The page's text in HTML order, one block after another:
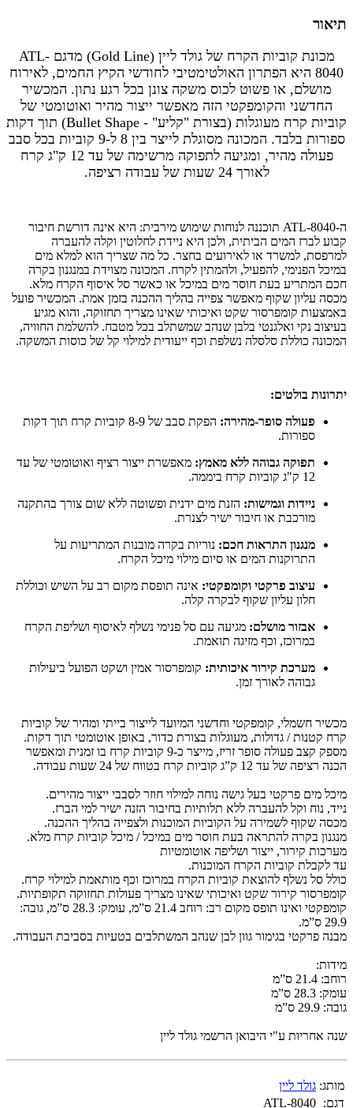
תיאור
מכונת קוביות הקרח של גולד ליין (Gold Line) מדגם ATL-
8040 היא הפתרון האולטימטיבי לחודשי הקיץ החמים, לאירוח
מושלם, או פשוט לכוס משקה צונן בכל רגע נתון. המכשיר
החדשני והקומפקטי הזה מאפשר ייצור מהיר ואוטומטי של
קוביות קרח מעוגלות (בצורת "קליע" - Bullet Shape) תוך דקות
ספורות בלבד. המכונה מסוגלת לייצר בין 8 ל-9 קוביות בכל סבב
פעולה מהיר, ומגיעה לתפוקה מרשימה של עד 12 ק"ג קרח
לאורך 24 שעות של עבודה רציפה.
ה-ATL-8040 תוכננה לנוחות שימוש מירבית: היא אינה דורשת חיבור
קבוע לברז המים הביתית, ולכן היא ניידת לחלוטין וקלה להעברה
למרפסת, למשרד או לאירועים בחצר. כל מה שצריך הוא למלא מים
במיכל הפנימי, להפעיל, ולהמתין לקרח. המכונה מצוידת במנגנון בקרה
חכם המתריע בעת חוסר מים במיכל או כאשר סל איסוף הקרח מלא.
מכסה עליון שקוף מאפשר צפייה בהליך ההכנה בזמן אמת. המכשיר פועל
באמצעות קומפרסור שקט ואיכותי שאינו מצריך תחזוקה, והוא מגיע
בעיצוב נקי ואלגנטי בלבן שנהב שמשתלב בכל מטבח. להשלמת החוויה,
המכונה כוללת סלסלה נשלפת וכף ייעודית למילוי קל של כוסות המשקה.
יתרונות בולטים:
פעולה סופר-מהירה:
הפקת סבב של 8-9 קוביות קרח תוך דקות
ספורות.
תפוקה גבוהה ללא מאמץ: מאפשרת ייצור רציף ואוטומטי של עד
12 ק"ג קוביות קרח ביממה.
ניידות וגמישות: הזנת מים ידנית ופשוטה ללא שום צורך בהתקנה
מורכבת או חיבור ישיר לצנרת.
מנגנון התראות חכם: נוריות בקרה מובנות המתריעות על
התרוקנות המים או סיום מילוי מיכל הקרח.
עיצוב פרקטי וקומפקטי: אינה תופסת מקום רב על השיש וכוללת
חלון עליון שקוף לבקרה קלה.
אבזור מושלם: מגיעה עם סל פנימי נשלף לאיסוף ושליפת הקרח
במרוכז, וכף מזיגה תואמת.
מערכת קירור איכותית: קומפרסור אמין ושקט הפועל ביעילות
גבוהה לאורך זמן.
מכשיר חשמלי, קומפקטי וחדשני המיועד לייצור בייתי ומהיר של קוביות
קרח קטנות / גדולות, מעוגלות בצורת כדור, באופן אוטומטי תוך דקות.
מספק קצב פעולה סופר זריז, מייצר כ-9 קוביות קרח בו זמנית ומאפשר
הכנה רציפה של עד 12 ק”ג קוביות קרח בטווח של 24 שעות עבודה.
מיכל מים פרקטי בעל גישה נוחה למילוי חוזר לסבבי ייצור מהירים.
נייד, נוח וקל להעברה ללא תלותיות בחיבור הזנה ישיר למי הברז.
מכסה שקוף לשמירה על הקוביות המוכנות ולצפייה בהליך ההכנה.
מנגנון בקרה להתראה בעת חוסר מים במיכל / מיכל קוביות קרח מלא.
מערכות קירור, ייצור ושליפה אוטומטיות
עד לקבלת קוביות הקרח המוכנות.
כולל סל נשלף להוצאת קוביות הקרח במרוכז וכף מותאמת למילוי קרח.
קומפרסור קירור שקט ואיכותי שאינו מצריך פעולות תחזוקה תקופתיות.
קומפקטי ואינו תופס מקום רב: רוחב 21.4 ס”מ, עומק: 28.3 ס”מ, גובה:
29.9 ס”מ.
מבנה פרקטי בגימור גוון לבן שנהב המשתלבים בטעיות בסביבת העבודה.
מידות:
רוחב: 21.4 ס”מ
עומק: 28.3 ס”מ
גובה: 29.9 ס”מ
שנה אחריות ע"י היבואן הרשמי גולד ליין
מותג: גולד ליין
דגם: ATL-8040